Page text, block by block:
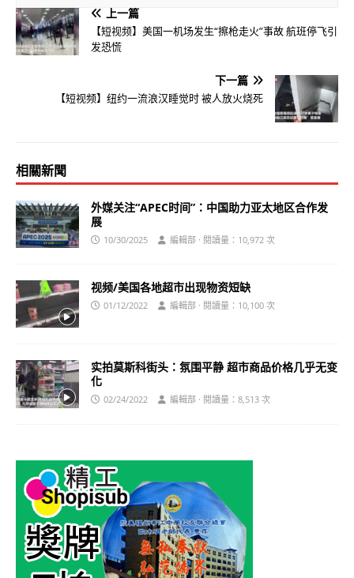
上一篇
【短视频】美国一机场发生“擦枪走火”事故 航班停飞引
发恐慌
下一篇
【短视频】纽约一流浪汉睡觉时 被人放火烧死
相關新聞
外媒关注“APEC时间”：中国助力亚太地区合作发
展
10/30/2025 編輯部 · 閱讀量：10,972 次
视频/美国各地超市出现物资短缺
01/12/2022 編輯部 · 閱讀量：10,100 次
实拍莫斯科街头：氛围平静 超市商品价格几乎无变
化
02/24/2022 編輯部 · 閱讀量：8,513 次